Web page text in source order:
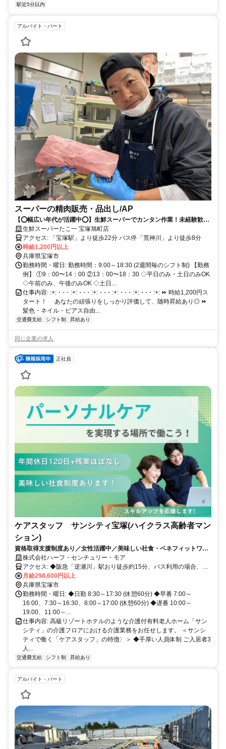
駅近5分以内
アルバイト・パート
スーパーの精肉販売・品出し/AP
【⭕️幅広い年代が活躍中⭕️】生鮮スーパーでカンタン作業！未経験歓迎
⭐柔軟シフトで働きやすさもバツグン♪
生鮮スーパーたこ一 宝塚旭町店
アクセス: 「宝塚駅」より徒歩22分 バス停「荒神川」より徒歩8分
時給1,200円以上
兵庫県宝塚市
勤務時間・曜日: 勤務時間：9:00～18:30 (2週間毎のシフト制) 【勤務
例】 ①9：00〜14：00 ②13：00〜18：30 ◇平日のみ・土日のみOK
◇午前のみ、午後のみOK ◇土日...
仕事内容: :+:・-・:+:・-・:+:・-・:+:・-・:+:・-・:+: ⏩️ 時給1,200円ス
タート！ あなたの頑張りをしっかり評価して、随時昇給あり◎ ⏩️
髪色・ネイル・ピアス自由...
交通費支給 シフト制 昇給あり
同じ企業の求人
正社員
ケアスタッフ サンシティ宝塚(ハイクラス高齢者マン
ション)
資格取得支援制度あり／女性活躍中／美味しい社食・ベネフィットワン
採用など充実した福利厚生
株式会社ハーフ・センチュリー・モア
アクセス: ◆阪急「逆瀬川」駅おり徒歩約15分、バス利用の場合、1
番乗り場「光が丘北」行バス約6分、「野上5丁目」バス停下車、徒歩
約4分
月給298,600円以上
兵庫県宝塚市
勤務時間・曜日: ◆日勤 8:30～17:30 (休憩60分) ◆早番 7:00～
16:00、7:30～16:30、8:00～17:00 (休憩60分) ◆遅番 10:00～
19:00、11:00～...
仕事内容: 高級リゾートホテルのような介護付有料老人ホーム「サン
シティ」の介護フロアにおける介護業務をお任せします。 ＜サンシ
ティで働く「ケアスタッフ」の特徴〉＞ ◆手厚い人員体制 ご入居者3
人...
交通費支給 シフト制 昇給あり
アルバイト・パート